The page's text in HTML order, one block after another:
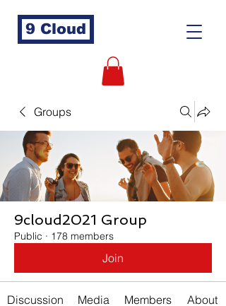
9 Cloud
Groups
9cloud2021 Group
Public · 178 members
Join
Discussion Media Members About